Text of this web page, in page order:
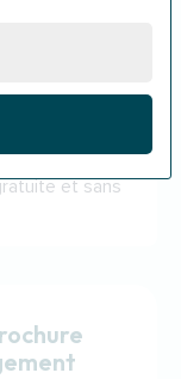
à votre
et sans